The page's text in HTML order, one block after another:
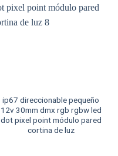
ip67 direccionable pequeño
12v 30mm dmx rgb rgbw led
dot pixel point módulo pared
cortina de luz